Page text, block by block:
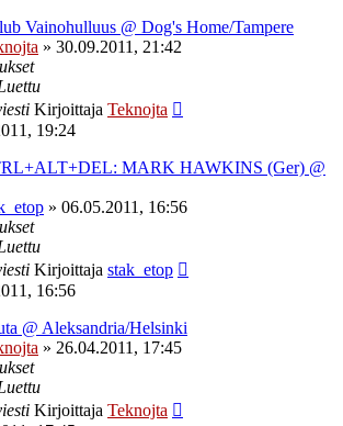
Vainohulluus @ Dog's Home/Tampere
» 30.09.2011, 21:42
Kirjoittaja Teknojta
19:24
MARK HAWKINS (Ger) @
» 06.05.2011, 16:56
Kirjoittaja stak_etop
16:56
@ Aleksandria/Helsinki
» 26.04.2011, 17:45
Kirjoittaja Teknojta